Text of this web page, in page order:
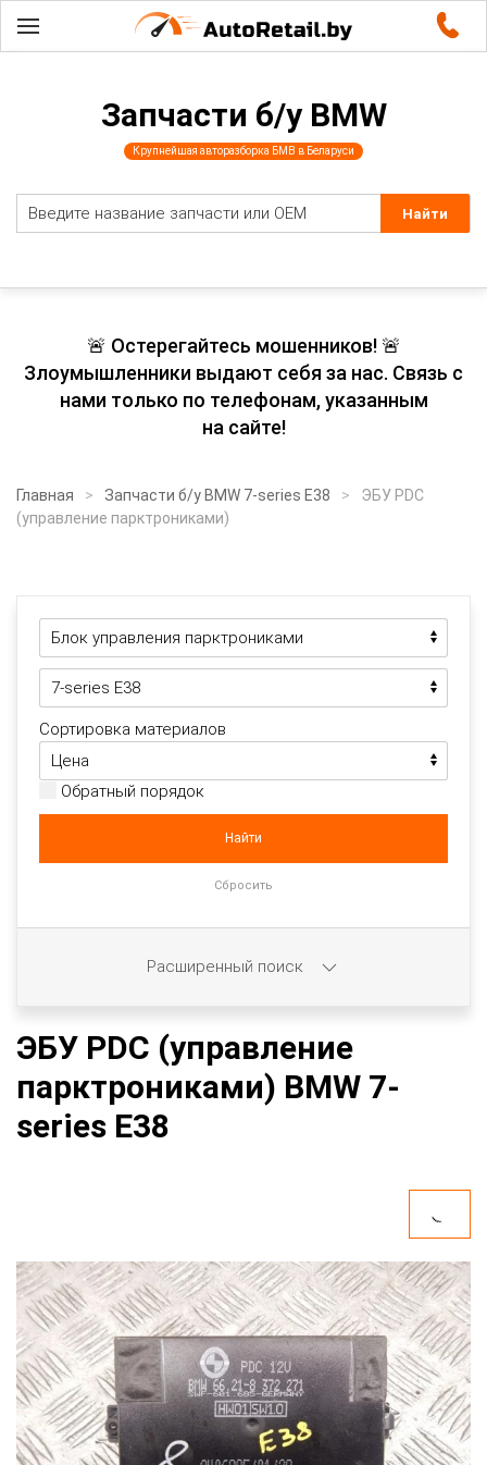
Запчасти б/у BMW
Крупнейшая авторазборка БМВ в Беларуси
🚨 Остерегайтесь мошенников! 🚨
Злоумышленники выдают себя за нас. Связь с
нами только по телефонам, указанным
на сайте!
Главная Запчасти б/у BMW 7-series E38
ЭБУ PDC
(управление парктрониками)
ЭБУ PDC (управление
парктрониками) BMW 7-
series E38
Сортировка материалов
Обратный порядок
Расширенный поиск